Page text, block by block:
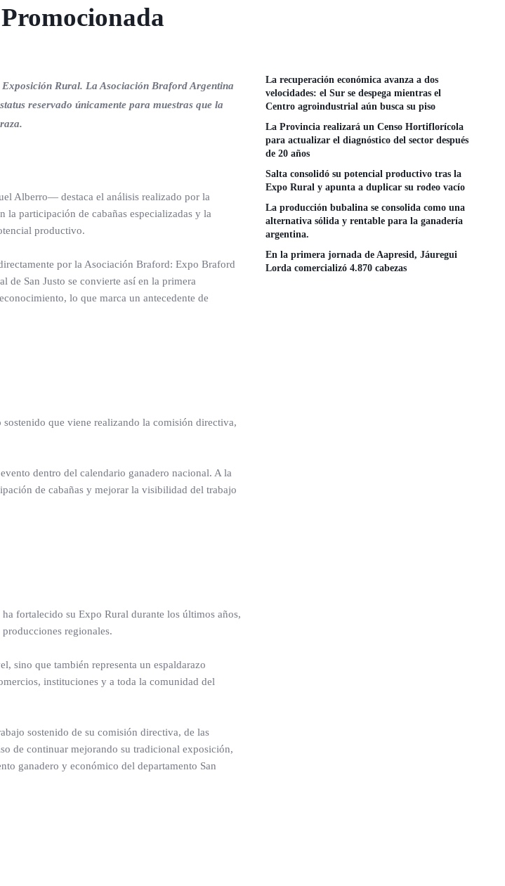
Rural. La Asociación Braford Argentina
reservado únicamente para muestras que la
Alberro— destaca el análisis realizado por la
la participación de cabañas especializadas y la
productivo.
por la Asociación Braford: Expo Braford
San Justo se convierte así en la primera
lo que marca un antecedente de
que viene realizando la comisión directiva,
dentro del calendario ganadero nacional. A la
de cabañas y mejorar la visibilidad del trabajo
fortalecido su Expo Rural durante los últimos años,
regionales.
sino que también representa un espaldarazo
instituciones y a toda la comunidad del
sostenido de su comisión directiva, de las
de continuar mejorando su tradicional exposición,
ganadero y económico del departamento San
La recuperación económica avanza a dos
velocidades: el Sur se despega mientras el
Centro agroindustrial aún busca su piso
La Provincia realizará un Censo Hortiflorícola
para actualizar el diagnóstico del sector después
de 20 años
Salta consolidó su potencial productivo tras la
Expo Rural y apunta a duplicar su rodeo vacío
La producción bubalina se consolida como una
alternativa sólida y rentable para la ganadería
argentina.
En la primera jornada de Aapresid, Jáuregui
Lorda comercializó 4.870 cabezas